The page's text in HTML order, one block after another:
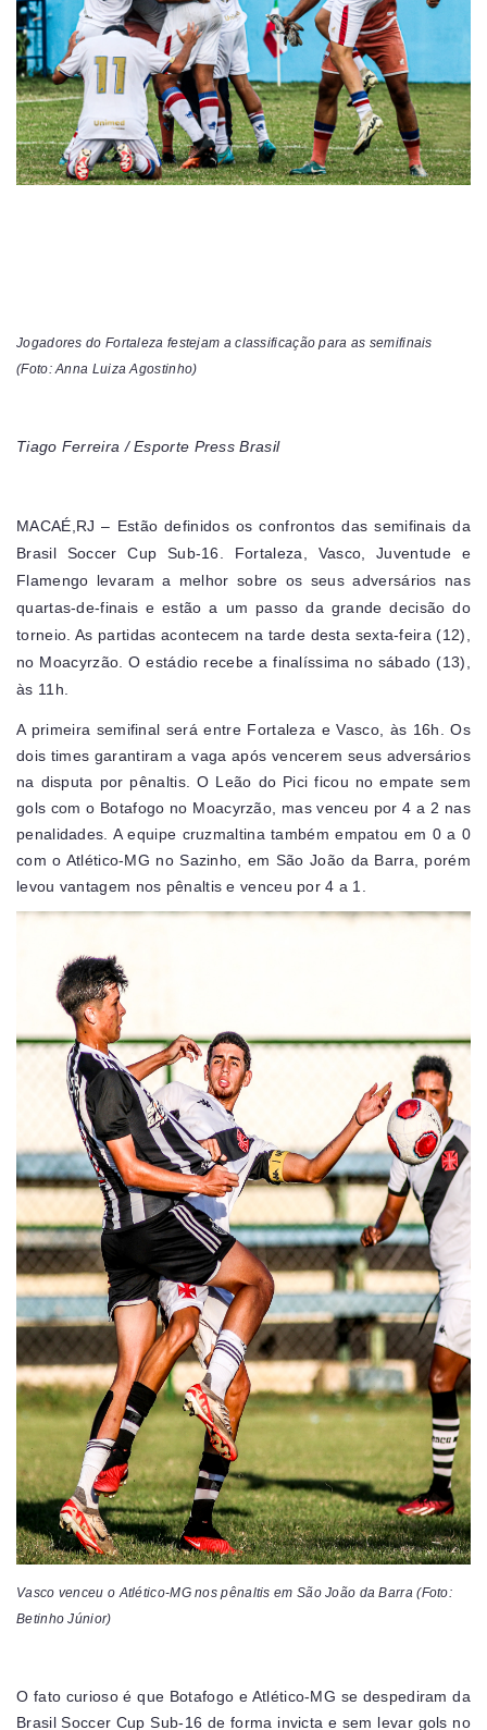
Jogadores do Fortaleza festejam a classificação para as semifinais
(Foto: Anna Luiza Agostinho)
Tiago Ferreira / Esporte Press Brasil
MACAÉ,RJ – Estão definidos os confrontos das semifinais da
Brasil Soccer Cup Sub-16. Fortaleza, Vasco, Juventude e
Flamengo levaram a melhor sobre os seus adversários nas
quartas-de-finais e estão a um passo da grande decisão do
torneio. As partidas acontecem na tarde desta sexta-feira (12),
no Moacyrzão. O estádio recebe a finalíssima no sábado (13),
às 11h.
A primeira semifinal será entre Fortaleza e Vasco, às 16h. Os
dois times garantiram a vaga após vencerem seus adversários
na disputa por pênaltis. O Leão do Pici ficou no empate sem
gols com o Botafogo no Moacyrzão, mas venceu por 4 a 2 nas
penalidades. A equipe cruzmaltina também empatou em 0 a 0
com o Atlético-MG no Sazinho, em São João da Barra, porém
levou vantagem nos pênaltis e venceu por 4 a 1.
Vasco venceu o Atlético-MG nos pênaltis em São João da Barra (Foto:
Betinho Júnior)
O fato curioso é que Botafogo e Atlético-MG se despediram da
Brasil Soccer Cup Sub-16 de forma invicta e sem levar gols no